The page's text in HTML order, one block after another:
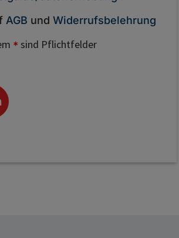
AGB undWiderrufsbelehrung
* sind Pflichtfelder